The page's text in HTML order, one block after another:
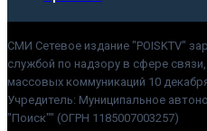
СМИ Сетевое издание "POISKTV"
службой по надзору в сфере
массовых коммуникаций 10
Учредитель: Муниципальное
"Поиск"" (ОГРН 1185007003257)